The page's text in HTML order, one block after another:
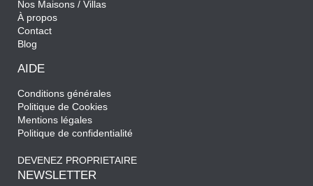
Nos Maisons / Villas
À propos
Contact
Blog
AIDE
Conditions générales
Politique de Cookies
Mentions légales
Politique de confidentialité
DEVENEZ PROPRIETAIRE
NEWSLETTER